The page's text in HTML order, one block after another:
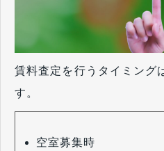
賃料査定を行うタイミング
す。
空室募集時